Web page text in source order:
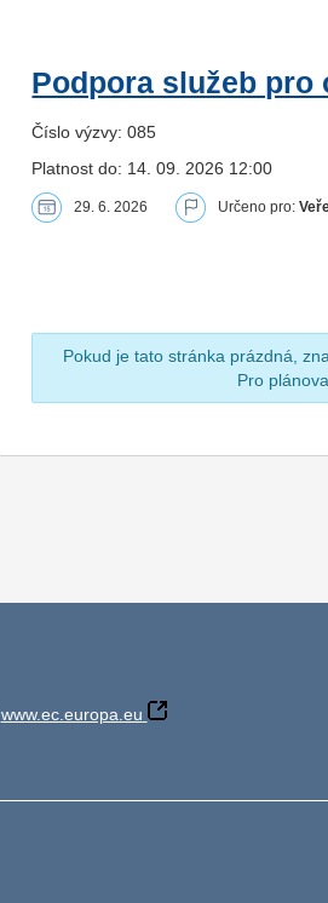
Podpora služeb pro
Číslo výzvy: 085
Platnost do: 14. 09. 2026 12:00
29. 6. 2026 Určeno pro:
Pokud je tato stránka prázdná,
Pro
www.ec.europa.eu